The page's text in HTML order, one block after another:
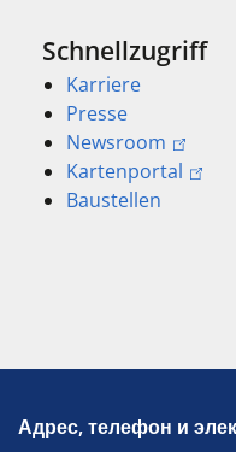
Schnellzugriff
Karriere
Presse
Newsroom
Kartenportal
Baustellen
Адрес, телефон и